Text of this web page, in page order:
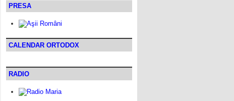
PRESA
CALENDAR ORTODOX
RADIO